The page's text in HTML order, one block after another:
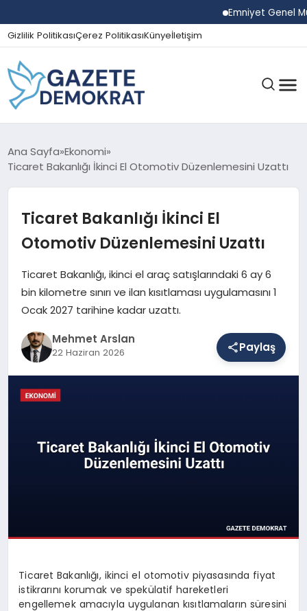
Emniyet Genel
Gizlilik PolitikasıÇerez PolitikasıKünyeİletişim
GÜNDEM
SPOR
SAĞLIK
EĞITIM
DÜNYA
Ana Sayfa Ekonomi
Ticaret Bakanlığı İkinci El Otomotiv Düzenlemesini Uzattı
Ticaret Bakanlığı İkinci El
Otomotiv Düzenlemesini Uzattı
Ticaret Bakanlığı, ikinci el araç satışlarındaki 6 ay 6
bin kilometre sınırı ve ilan kısıtlaması uygulamasını 1
Ocak 2027 tarihine kadar uzattı.
Mehmet Arslan
22 Haziran 2026 Paylaş
Ticaret Bakanlığı, ikinci el otomotiv piyasasında fiyat
istikrarını korumak ve spekülatif hareketleri
engellemek amacıyla uygulanan kısıtlamaların süresini